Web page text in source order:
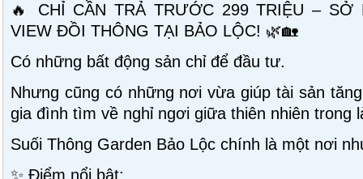
🔥 CHỈ CẦN TRẢ TRƯỚC 299 TRIỆU – SỞ
VIEW ĐỒI THÔNG TẠI BẢO LỘC! 🌿🏡
Có những bất động sản chỉ để đầu tư.
Nhưng cũng có những nơi vừa giúp tài sản
gia đình tìm về nghỉ ngơi giữa thiên nhiên trong
Suối Thông Garden Bảo Lộc chính là một nơi
✨ Điểm nổi bật: